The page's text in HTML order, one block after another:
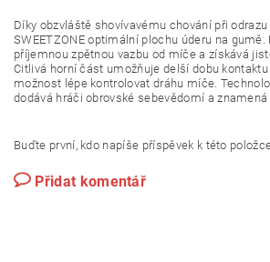
Díky obzvláště shovívavému chování při
SWEETZONE optimální plochu úderu na gumě.
příjemnou zpětnou vazbu od míče a získává
Citlivá horní část umožňuje delší dobu
možnost lépe kontrolovat dráhu míče.
dodává hráči obrovské sebevědomí a
Buďte první, kdo napíše příspěvek k této
Přidat komentář